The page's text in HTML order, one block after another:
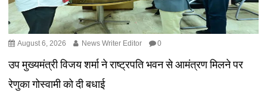
August 6, 2026 News Writer Editor 0
उप मुख्यमंत्री विजय शर्मा ने राष्ट्रपति भवन से आमंत्रण मिलने पर
रेणुका गोस्वामी को दी बधाई